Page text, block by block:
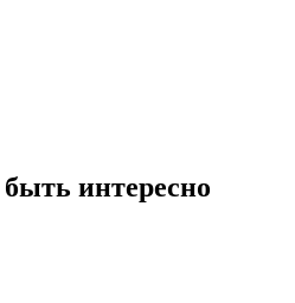
интересно